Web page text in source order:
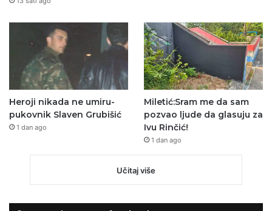
Heroji nikada ne umiru-
pukovnik Slaven Grubišić
1 dan ago
Miletić:Sram me da sam
pozvao ljude da glasuju za
Ivu Rinčić!
1 dan ago
Učitaj više